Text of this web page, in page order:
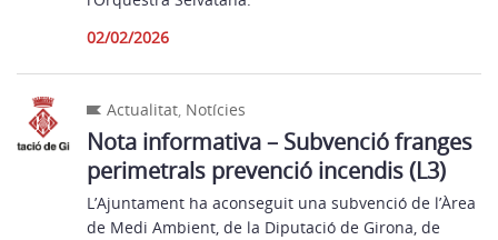
02/02/2026
Actualitat, Notícies
Nota informativa – Subvenció franges
perimetrals prevenció incendis (L3)
L’Ajuntament ha aconseguit una subvenció de l’Àrea
de Medi Ambient, de la Diputació de Girona, de